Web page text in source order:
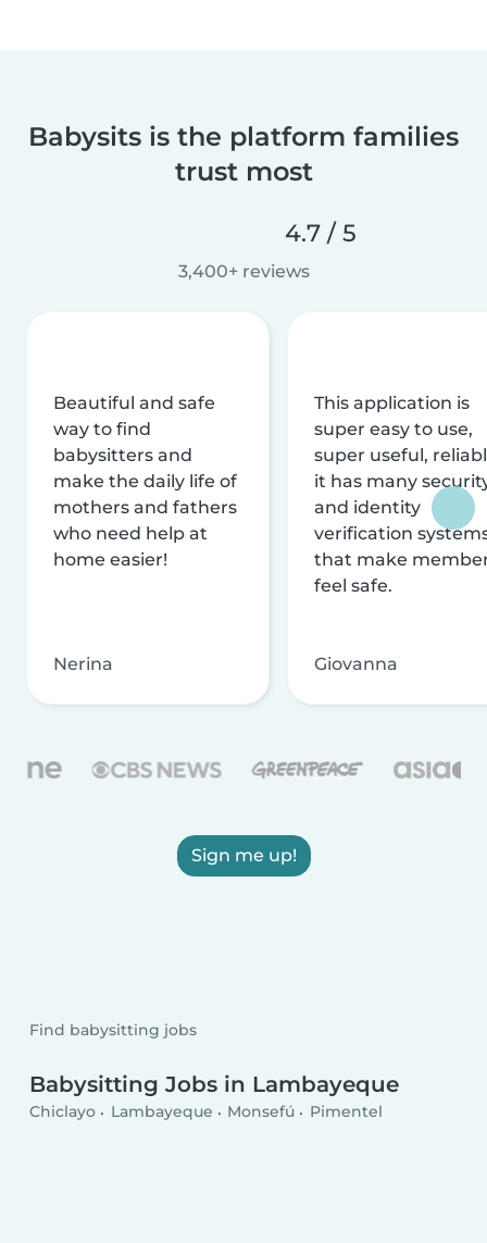
Babysits is the platform families
trust most
4.7 / 5
3,400+ reviews
Beautiful and safe
way to find
babysitters and
make the daily life of
mothers and fathers
who need help at
home easier!
Nerina
This application is
super easy to use,
super useful,
it has many
and identity
verification
that make
feel safe.
Giovanna
Sign me up!
Find babysitting jobs
Babysitting Jobs in Lambayeque
Chiclayo Lambayeque Monsefú Pimentel